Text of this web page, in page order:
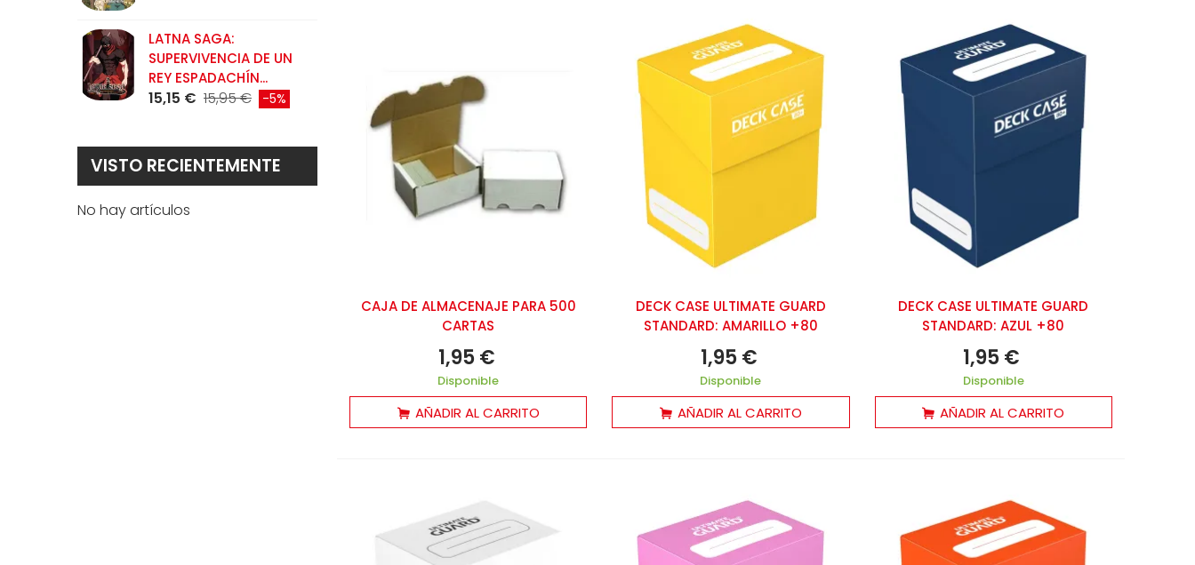
LATNA SAGA:
SUPERVIVENCIA DE UN
REY ESPADACHÍN...
15,15 € 15,95 € -5%
VISTO RECIENTEMENTE
No hay artículos
CAJA DE ALMACENAJE PARA 500
CARTAS
1,95 €
Disponible
AÑADIR AL CARRITO
DECK CASE ULTIMATE GUARD
STANDARD: AMARILLO +80
1,95 €
Disponible
AÑADIR AL CARRITO
DECK CASE ULTIMATE GUARD
STANDARD: AZUL +80
1,95 €
Disponible
AÑADIR AL CARRITO